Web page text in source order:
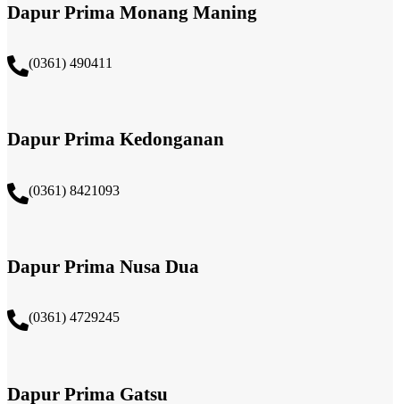
Dapur Prima Monang Maning
(0361) 490411​
Dapur Prima Kedonganan
(0361) 8421093
Dapur Prima Nusa Dua
(0361) 4729245
Dapur Prima Gatsu